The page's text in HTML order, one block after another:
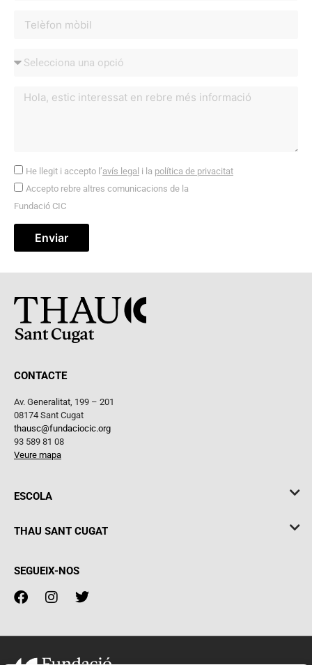
He llegit i accepto l’avís legal i la política de privacitat
Accepto rebre altres comunicacions de la
Fundació CIC
Enviar
CONTACTE
Av. Generalitat, 199 – 201
08174 Sant Cugat
thausc@fundaciocic.org
93 589 81 08
Veure mapa
ESCOLA
THAU SANT CUGAT
SEGUEIX-NOS